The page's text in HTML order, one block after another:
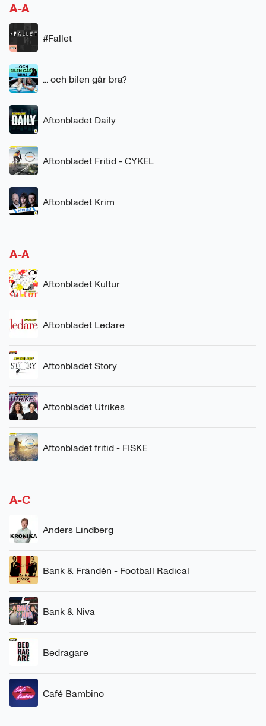
A-A
#Fallet
... och bilen går bra?
Aftonbladet Daily
Aftonbladet Fritid - CYKEL
Aftonbladet Krim
A-A
Aftonbladet Kultur
Aftonbladet Ledare
Aftonbladet Story
Aftonbladet Utrikes
Aftonbladet fritid - FISKE
A-C
Anders Lindberg
Bank & Frändén - Football Radical
Bank & Niva
Bedragare
Café Bambino